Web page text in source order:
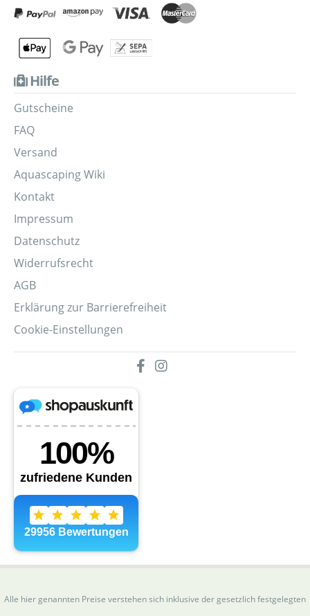
Hilfe
Gutscheine
FAQ
Versand
Aquascaping Wiki
Kontakt
Impressum
Datenschutz
Widerrufsrecht
AGB
Erklärung zur Barrierefreiheit
Cookie-Einstellungen
Alle hier genannten Preise verstehen sich inklusive der gesetzlich festgelegten